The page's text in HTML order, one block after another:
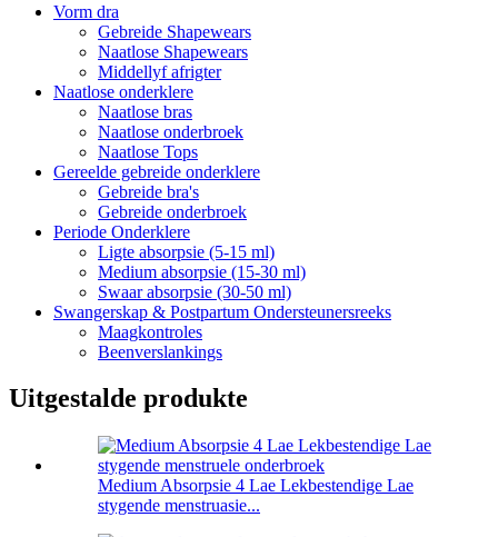
Vorm dra
Gebreide Shapewears
Naatlose Shapewears
Middellyf afrigter
Naatlose onderklere
Naatlose bras
Naatlose onderbroek
Naatlose Tops
Gereelde gebreide onderklere
Gebreide bra's
Gebreide onderbroek
Periode Onderklere
Ligte absorpsie (5-15 ml)
Medium absorpsie (15-30 ml)
Swaar absorpsie (30-50 ml)
Swangerskap & Postpartum Ondersteunersreeks
Maagkontroles
Beenverslankings
Uitgestalde produkte
Medium Absorpsie 4 Lae Lekbestendige Lae
stygende menstruasie...